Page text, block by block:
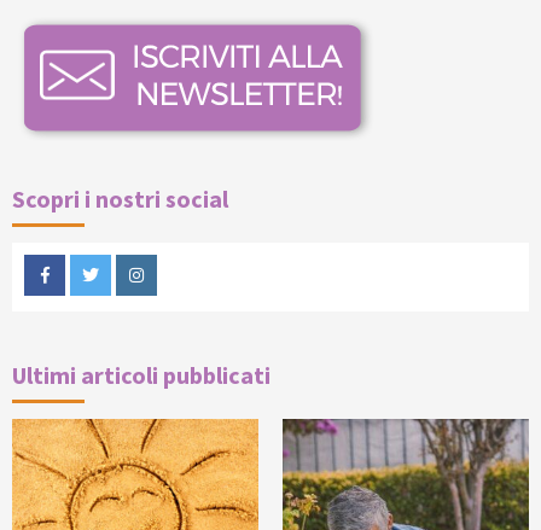
Scopri i nostri social
FacebookTwitterInstagram
Ultimi articoli pubblicati